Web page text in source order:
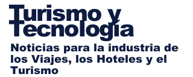
Turismo y
Tecnología
Noticias para la industria de
los Viajes, los Hoteles y el
Turismo